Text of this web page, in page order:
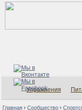
Упражнения
Главная › Сообщество ›